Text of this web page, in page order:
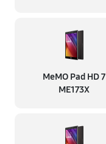
MeMO Pad HD 7
ME173X